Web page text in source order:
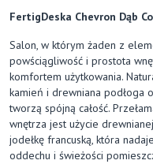
FertigDeska Chevron Dąb
Salon, w którym żaden z
powściągliwość i prostota
komfortem użytkowania.
kamień i drewniana podłoga
tworzą spójną całość.
wnętrza jest użycie
jodełkę francuską, która
oddechu i świeżości